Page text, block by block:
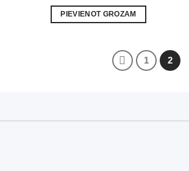
was:
10,99 €.
is:
9,99 €.
PIEVIENOT GROZAM
1 2